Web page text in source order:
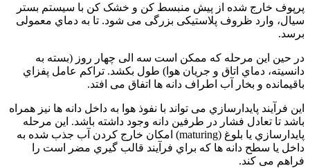
پرپوف خارج شده از پیش منبسط کن و خشک کن با سیستم بستر
سیال، وارد ظروف پلاستیکی بزرگی می شود. تا به دماي معمولی
برسد.
در حین این مرحله که ممکن است سه الی چهار روز (بسته به
دانسیته، دماي اتاق و جریان هوا) طول بکشد. تراکم عامل پفزاي
باقیمانده و بخار آب اطراف دانه ها اتفاق می افتد.
این فرآیند پایدارسازي می تواند با نفوذ هوا به داخل دانه ها نیز همراه
باشد تا تعادل فشار در طرفین دانه وجود داشته باشد. این مرحله
پایدارسازي یا بلوغ (maturing) امکان خارج کردن آب جذب شده به
داخل یا سطح دانه ها که براي فرآیند قالب گیري مضر است را
فراهم می کند.